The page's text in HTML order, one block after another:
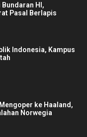
HI,
Pasal Berlapis
Indonesia, Kampus
ke Haaland,
Norwegia